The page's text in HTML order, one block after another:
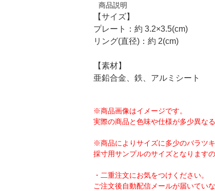
商品説明
【サイズ】
プレート：約 3.2×3.5(cm)
リング(直径)：約 2(cm)
【素材】
亜鉛合金、鉄、アルミシート
※商品画像はイメージです。
実際の商品と色味や仕様が多少異な
※商品によりサイズに多少のバラツキ
採寸用サンプルのサイズとなります
・二重注文にお気をつけください。
ご注文後自動配信メールが届いてい